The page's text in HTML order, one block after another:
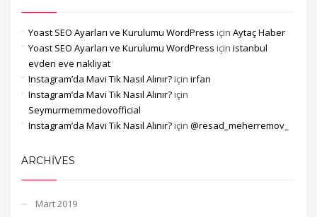
Yoast SEO Ayarları ve Kurulumu WordPress için Aytaç Haber
Yoast SEO Ayarları ve Kurulumu WordPress için istanbul
evden eve nakliyat
Instagram’da Mavi Tik Nasıl Alınır?için irfan
Instagram’da Mavi Tik Nasıl Alınır?için
Seymurmemmedovofficial
Instagram’da Mavi Tik Nasıl Alınır?için @resad_meherremov_
ARCHIVES
Mart 2019